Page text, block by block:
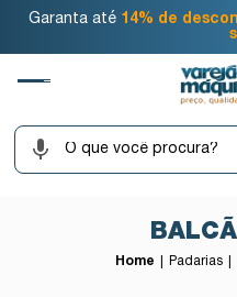
Garanta até 14% de
Home Padarias